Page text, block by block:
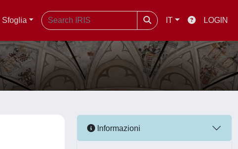
Sfoglia IT LOGIN
Informazioni